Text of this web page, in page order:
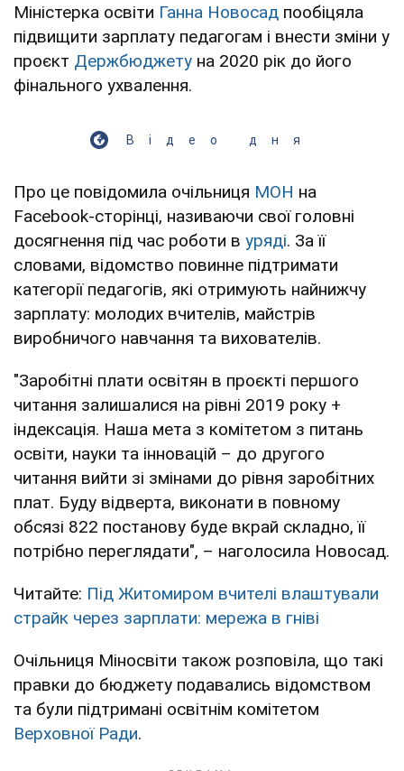
Міністерка освіти Ганна Новосад пообіцяла
підвищити зарплату педагогам і внести зміни у
проєкт Держбюджету на 2020 рік до його
фінального ухвалення.
Відео дня
Про це повідомила очільниця МОН на
Facebook-сторінці, називаючи свої головні
досягнення під час роботи в уряді. За її
словами, відомство повинне підтримати
категорії педагогів, які отримують найнижчу
зарплату: молодих вчителів, майстрів
виробничого навчання та вихователів.
"Заробітні плати освітян в проєкті першого
читання залишалися на рівні 2019 року +
індексація. Наша мета з комітетом з питань
освіти, науки та інновацій – до другого
читання вийти зі змінами до рівня заробітних
плат. Буду відверта, виконати в повному
обсязі 822 постанову буде вкрай складно, її
потрібно переглядати", – наголосила Новосад.
Читайте: Під Житомиром вчителі влаштували
страйк через зарплати: мережа в гніві
Очільниця Міносвіти також розповіла, що такі
правки до бюджету подавались відомством
та були підтримані освітнім комітетом
Верховної Ради.